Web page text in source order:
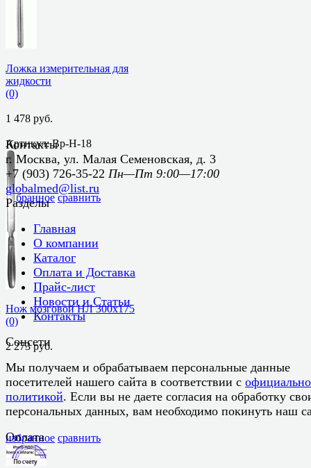
избранное сравнить
Ложка измерительная для
жидкости
(0)
1 478 руб.
Артикул: Вр-Н-18
избранное сравнить
Нож мозговой НЛ 300х175
(0)
2 273 руб.
Контакты
г. Москва, ул. Малая Семеновская, д. 3
+7 (903) 726-35-22 Пн—Пт 9:00—17:00
globalmed@list.ru
Разделы
Главная
О компании
Каталог
Оплата и Доставка
Прайс-лист
Новости и Статьи
Контакты
Соцсети
Мы получаем и обрабатываем персональные данные
посетителей нашего сайта в соответствии с
политикой. Если вы не даете согласия на обработку
персональных данных, вам необходимо покинуть наш
Оплата